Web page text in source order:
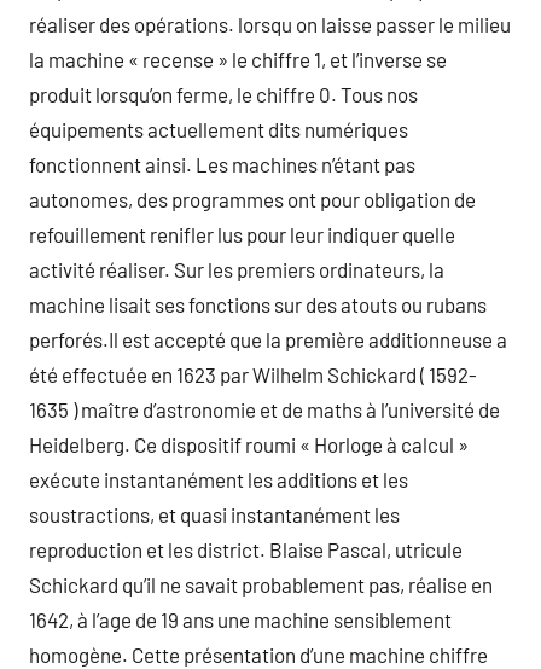
réaliser des opérations. lorsqu on laisse passer le milieu
la machine « recense » le chiffre 1, et l’inverse se
produit lorsqu’on ferme, le chiffre 0. Tous nos
équipements actuellement dits numériques
fonctionnent ainsi. Les machines n’étant pas
autonomes, des programmes ont pour obligation de
refouillement renifler lus pour leur indiquer quelle
activité réaliser. Sur les premiers ordinateurs, la
machine lisait ses fonctions sur des atouts ou rubans
perforés.Il est accepté que la première additionneuse a
été effectuée en 1623 par Wilhelm Schickard ( 1592-
1635 ) maître d’astronomie et de maths à l’université de
Heidelberg. Ce dispositif roumi « Horloge à calcul »
exécute instantanément les additions et les
soustractions, et quasi instantanément les
reproduction et les district. Blaise Pascal, utricule
Schickard qu’il ne savait probablement pas, réalise en
1642, à l’age de 19 ans une machine sensiblement
homogène. Cette présentation d’une machine chiffre